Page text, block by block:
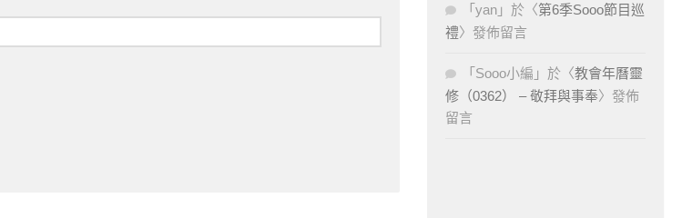
「 yan 」於〈第6季Sooo節目巡
禮〉發佈留言
「 Sooo小編 」於〈教會年曆靈
修（0362） – 敬拜與事奉〉發佈
留言